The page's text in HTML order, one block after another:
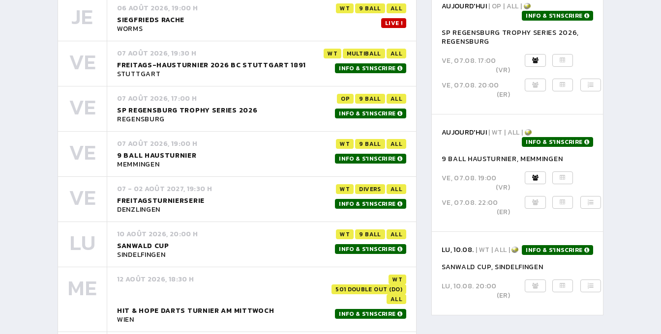
JE 06 AOÛT 2026, 19:00 H WT 9 BALL ALL
SIEGFRIEDS RACHE
WORMS
LIVE !
VE 07 AOÛT 2026, 19:30 H WT MULTIBALL ALL
FREITAGS-HAUSTURNIER 2026 BC STUTTGART 1891
STUTTGART
INFO & S'INSCRIRE
VE 07 AOÛT 2026, 17:00 H OP 9 BALL ALL
SP REGENSBURG TROPHY SERIES 2026
REGENSBURG
INFO & S'INSCRIRE
VE 07 AOÛT 2026, 19:00 H WT 9 BALL ALL
9 BALL HAUSTURNIER
MEMMINGEN
INFO & S'INSCRIRE
VE 07 - 02 AOÛT 2027, 19:30 H WT DIVERS ALL
FREITAGSTURNIERSERIE
DENZLINGEN
INFO & S'INSCRIRE
LU 10 AOÛT 2026, 20:00 H WT 9 BALL ALL
SANWALD CUP
SINDELFINGEN
INFO & S'INSCRIRE
ME 12 AOÛT 2026, 18:30 H
WT
501 DOUBLE OUT (DO)
ALL
HIT & HOPE DARTS TURNIER AM MITTWOCH
WIEN
INFO & S'INSCRIRE
AUJOURD'HUI| OP | ALL |
INFO & S'INSCRIRE
SP REGENSBURG TROPHY SERIES 2026,
REGENSBURG
VE, 07.08. 17:00
(VR)
VE, 07.08. 20:00
(ER)
AUJOURD'HUI| WT | ALL |
INFO & S'INSCRIRE
9 BALL HAUSTURNIER, MEMMINGEN
VE, 07.08. 19:00
(VR)
VE, 07.08. 22:00
(ER)
LU, 10.08. | WT | ALL | INFO & S'INSCRIRE
SANWALD CUP, SINDELFINGEN
LU, 10.08. 20:00
(ER)